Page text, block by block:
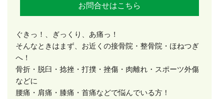
お問合せはこちら
ぐきっ！、ぎっくり、あ痛っ！
そんなときはまず、お近くの接骨院・整骨院・ほねつぎ
へ！
骨折・脱臼・捻挫・打撲・挫傷・肉離れ・スポーツ外傷
などに
腰痛・肩痛・膝痛・首痛などで悩んでいる方！